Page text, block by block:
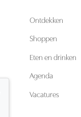
Ontdekken
Shoppen
Eten en drinken
Agenda
Vacatures